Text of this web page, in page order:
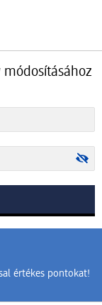
értékes pontokat!